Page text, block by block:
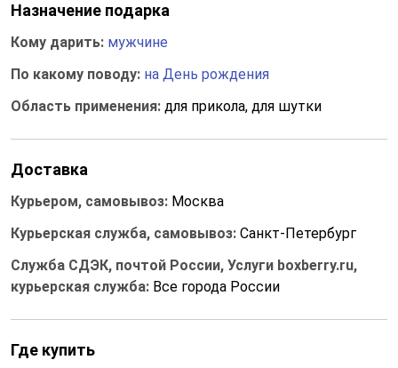
Назначение подарка
Кому дарить: мужчине
По какому поводу: на День рождения
Область применения: для прикола, для шутки
Доставка
Курьером, самовывоз: Москва
Курьерская служба, самовывоз: Санкт-Петербург
Служба СДЭК, почтой России, Услуги boxberry.ru,
курьерская служба: Все города России
Где купить